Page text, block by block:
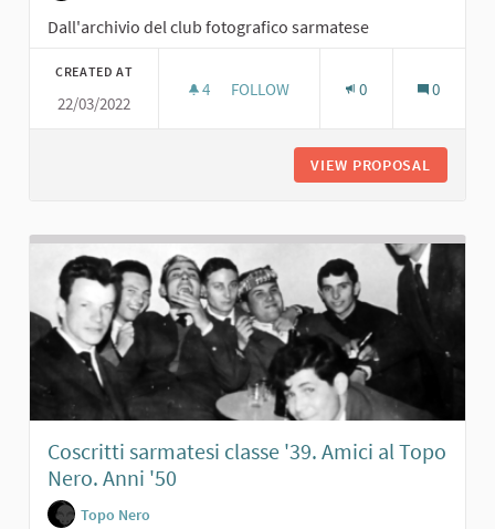
Dall'archivio del club fotografico sarmatese
CREATED AT
22/03/2022
4 4 FOLLOWERS
FOLLOW 0 0
VIEW PROPOSAL
Coscritti sarmatesi classe '39. Amici al Topo
Nero. Anni '50
Topo Nero